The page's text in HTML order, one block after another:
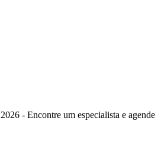
- Encontre um especialista e agende